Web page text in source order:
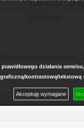
działania
kontrastową/tekstową
Akceptuję wymagane
inf. o demontażu radiolinii_